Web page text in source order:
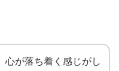
心が落ち着く感じがし